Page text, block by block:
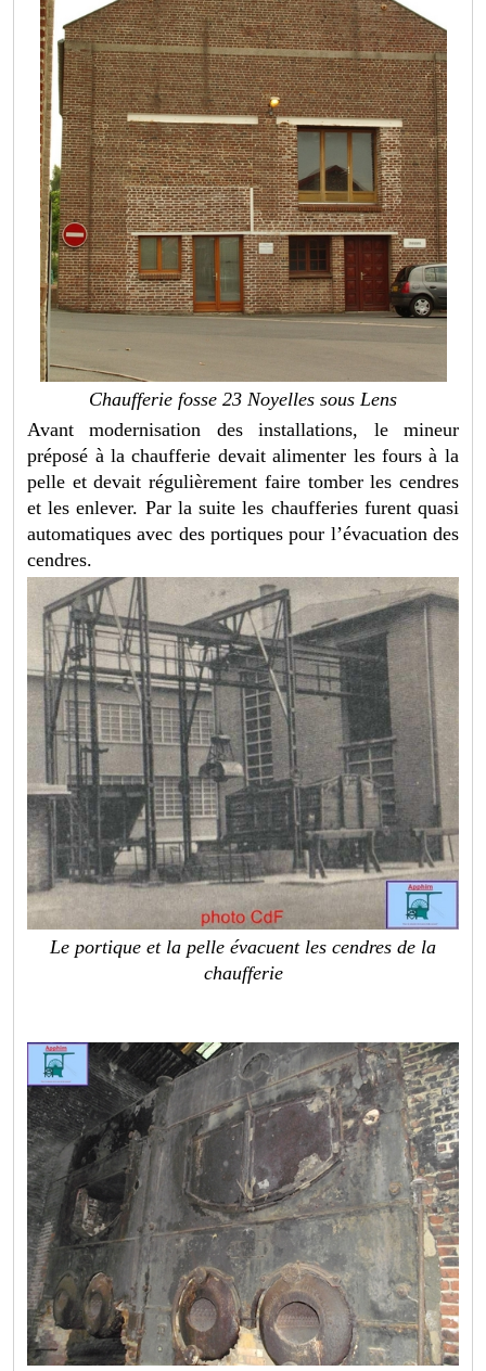
Chaufferie fosse 23 Noyelles sous Lens
Avant modernisation des installations, le mineur
préposé à la chaufferie devait alimenter les fours à la
pelle et devait régulièrement faire tomber les cendres
et les enlever. Par la suite les chaufferies furent quasi
automatiques avec des portiques pour l’évacuation des
cendres.
Le portique et la pelle évacuent les cendres de la
chaufferie